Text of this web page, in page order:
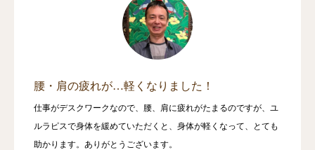
腰・肩の疲れが…軽くなりました！
仕事がデスクワークなので、腰、肩に疲れがたまるのですが、ユ
ルラピスで身体を緩めていただくと、身体が軽くなって、とても
助かります。ありがとうございます。